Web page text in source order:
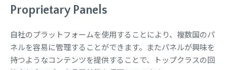
Proprietary Panels
自社のプラットフォームを使用することにより、複数国のパ
ネルを容易に管理することができます。またパネルが興味を
持つようなコンテンツを提供することで、トップクラスの回